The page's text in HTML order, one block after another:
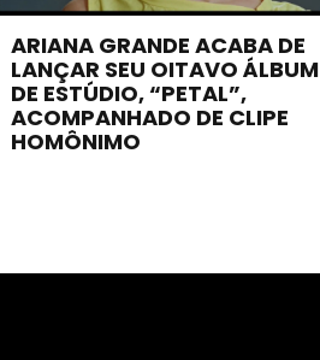
ARIANA GRANDE ACABA DE
LANÇAR SEU OITAVO ÁLBUM
DE ESTÚDIO, “PETAL”,
ACOMPANHADO DE CLIPE
HOMÔNIMO